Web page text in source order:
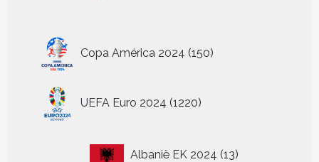
Copa América 2024 150
producten
UEFA Euro 2024 1220
producten
Albanië EK 2024 1313